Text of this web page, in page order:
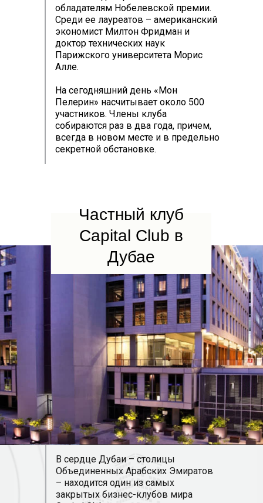
обладателям Нобелевской премии.
Среди ее лауреатов – американский
экономист Милтон Фридман и
доктор технических наук
Парижского университета Морис
Алле.
На сегодняшний день «Мон
Пелерин» насчитывает около 500
участников. Члены клуба
собираются раз в два года, причем,
всегда в новом месте и в предельно
секретной обстановке.
В сердце Дубаи – столицы
Объединенных Арабских Эмиратов
– находится один из самых
закрытых бизнес-клубов мира
Частный клуб
Capital Club в
Дубае